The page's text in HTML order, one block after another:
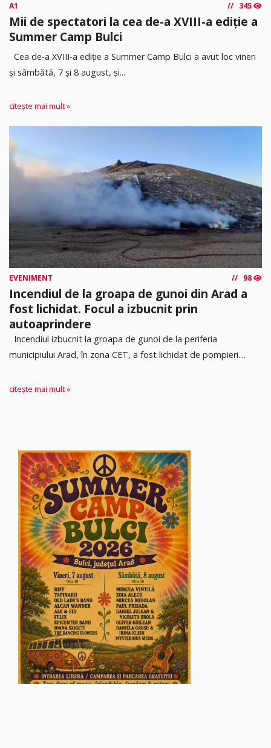
A1 345
Mii de spectatori la cea de-a XVIII-a ediție a
Summer Camp Bulci
Cea de-a XVIII-a ediție a Summer Camp Bulci a avut loc vineri
și sâmbătă, 7 și 8 august, și...
citește mai mult »
EVENIMENT 98
Incendiul de la groapa de gunoi din Arad a
fost lichidat. Focul a izbucnit prin
autoaprindere
Incendiul izbucnit la groapa de gunoi de la periferia
municipiului Arad, în zona CET, a fost lichidat de pompieri....
citește mai mult »